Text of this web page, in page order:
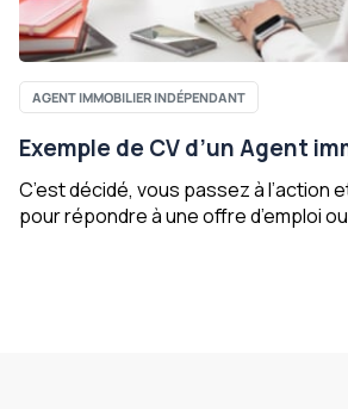
AGENT IMMOBILIER INDÉPENDANT
Exemple de CV d’un Agent
C’est décidé, vous passez à l’action
pour répondre à une offre d’emploi